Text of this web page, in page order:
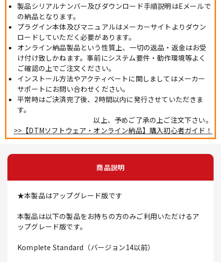
製品シリアルナンバー及びダウンロード手順説明はEメールで
の納品となります。
プラグイン本体及びマニュアルはメーカーサイトよりダウン
ロードしていただく必要があります。
オンライン納品製品という性質上、一切の返品・返金はお受
け付け致しかねます。事前にシステム要件・動作環境等よく
ご確認の上でご注文ください。
インストール方法やアクティベートに関しましてはメーカー
サポートにお問い合わせください。
平常時はご決済完了後、2時間以内に発行させていただきま
す。
以上、予めご了承の上ご注文下さい。
>>【DTMソフトウェア・オンライン納品】購入初心者ガイド！
商品説明
★本製品はアップグレード版です
本製品は以下の製品をお持ちの方のみご利用いただけるア
ップグレード版です。
Komplete Standard（バージョン14以前）